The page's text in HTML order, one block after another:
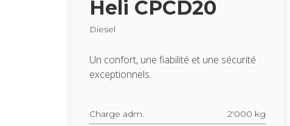
Heli CPCD20
Die­sel
Un confort, une fia­bi­lité et une sécu­rité
excep­tion­nels.
Charge adm. 2'000 kg